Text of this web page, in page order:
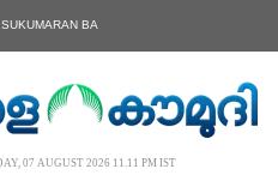
BA
07 AUGUST 2026 11.11 PM IST